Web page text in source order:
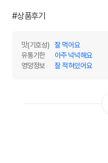
#상품후기
맛(기호성)
잘 먹어요
유통기한
아주 넉넉해요
영양정보
잘 적혀있어요